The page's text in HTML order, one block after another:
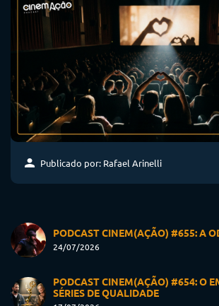
Publicado por: Rafael Arinelli
PODCAST CINEM(AÇÃO) #655: A
24/07/2026
PODCAST CINEM(AÇÃO) #654: O
SÉRIES DE QUALIDADE